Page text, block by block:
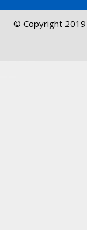
© Copyright